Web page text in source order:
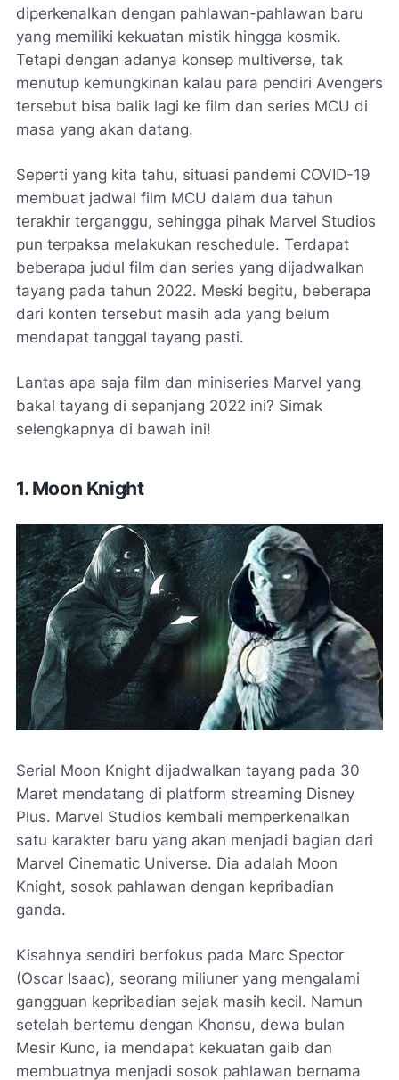
diperkenalkan dengan pahlawan-pahlawan baru
yang memiliki kekuatan mistik hingga kosmik.
Tetapi dengan adanya konsep multiverse, tak
menutup kemungkinan kalau para pendiri Avengers
tersebut bisa balik lagi ke film dan series MCU di
masa yang akan datang.
Seperti yang kita tahu, situasi pandemi COVID-19
membuat jadwal film MCU dalam dua tahun
terakhir terganggu, sehingga pihak Marvel Studios
pun terpaksa melakukan reschedule. Terdapat
beberapa judul film dan series yang dijadwalkan
tayang pada tahun 2022. Meski begitu, beberapa
dari konten tersebut masih ada yang belum
mendapat tanggal tayang pasti.
Lantas apa saja film dan miniseries Marvel yang
bakal tayang di sepanjang 2022 ini? Simak
selengkapnya di bawah ini!
1. Moon Knight
Serial Moon Knight dijadwalkan tayang pada 30
Maret mendatang di platform streaming Disney
Plus. Marvel Studios kembali memperkenalkan
satu karakter baru yang akan menjadi bagian dari
Marvel Cinematic Universe. Dia adalah Moon
Knight, sosok pahlawan dengan kepribadian
ganda.
Kisahnya sendiri berfokus pada Marc Spector
(Oscar Isaac), seorang miliuner yang mengalami
gangguan kepribadian sejak masih kecil. Namun
setelah bertemu dengan Khonsu, dewa bulan
Mesir Kuno, ia mendapat kekuatan gaib dan
membuatnya menjadi sosok pahlawan bernama